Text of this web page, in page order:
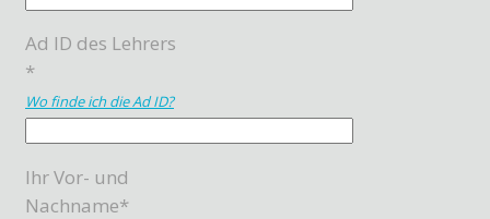
Ad ID des Lehrers
*
Wo finde ich die Ad ID?
Ihr Vor- und
Nachname*